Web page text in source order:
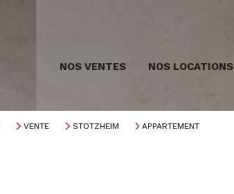
NOS VENTES NOS LOCATIONS
VENTE STOTZHEIM APPARTEMENT